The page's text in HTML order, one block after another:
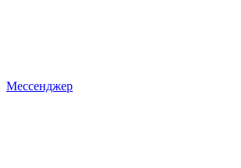
Мессенджер